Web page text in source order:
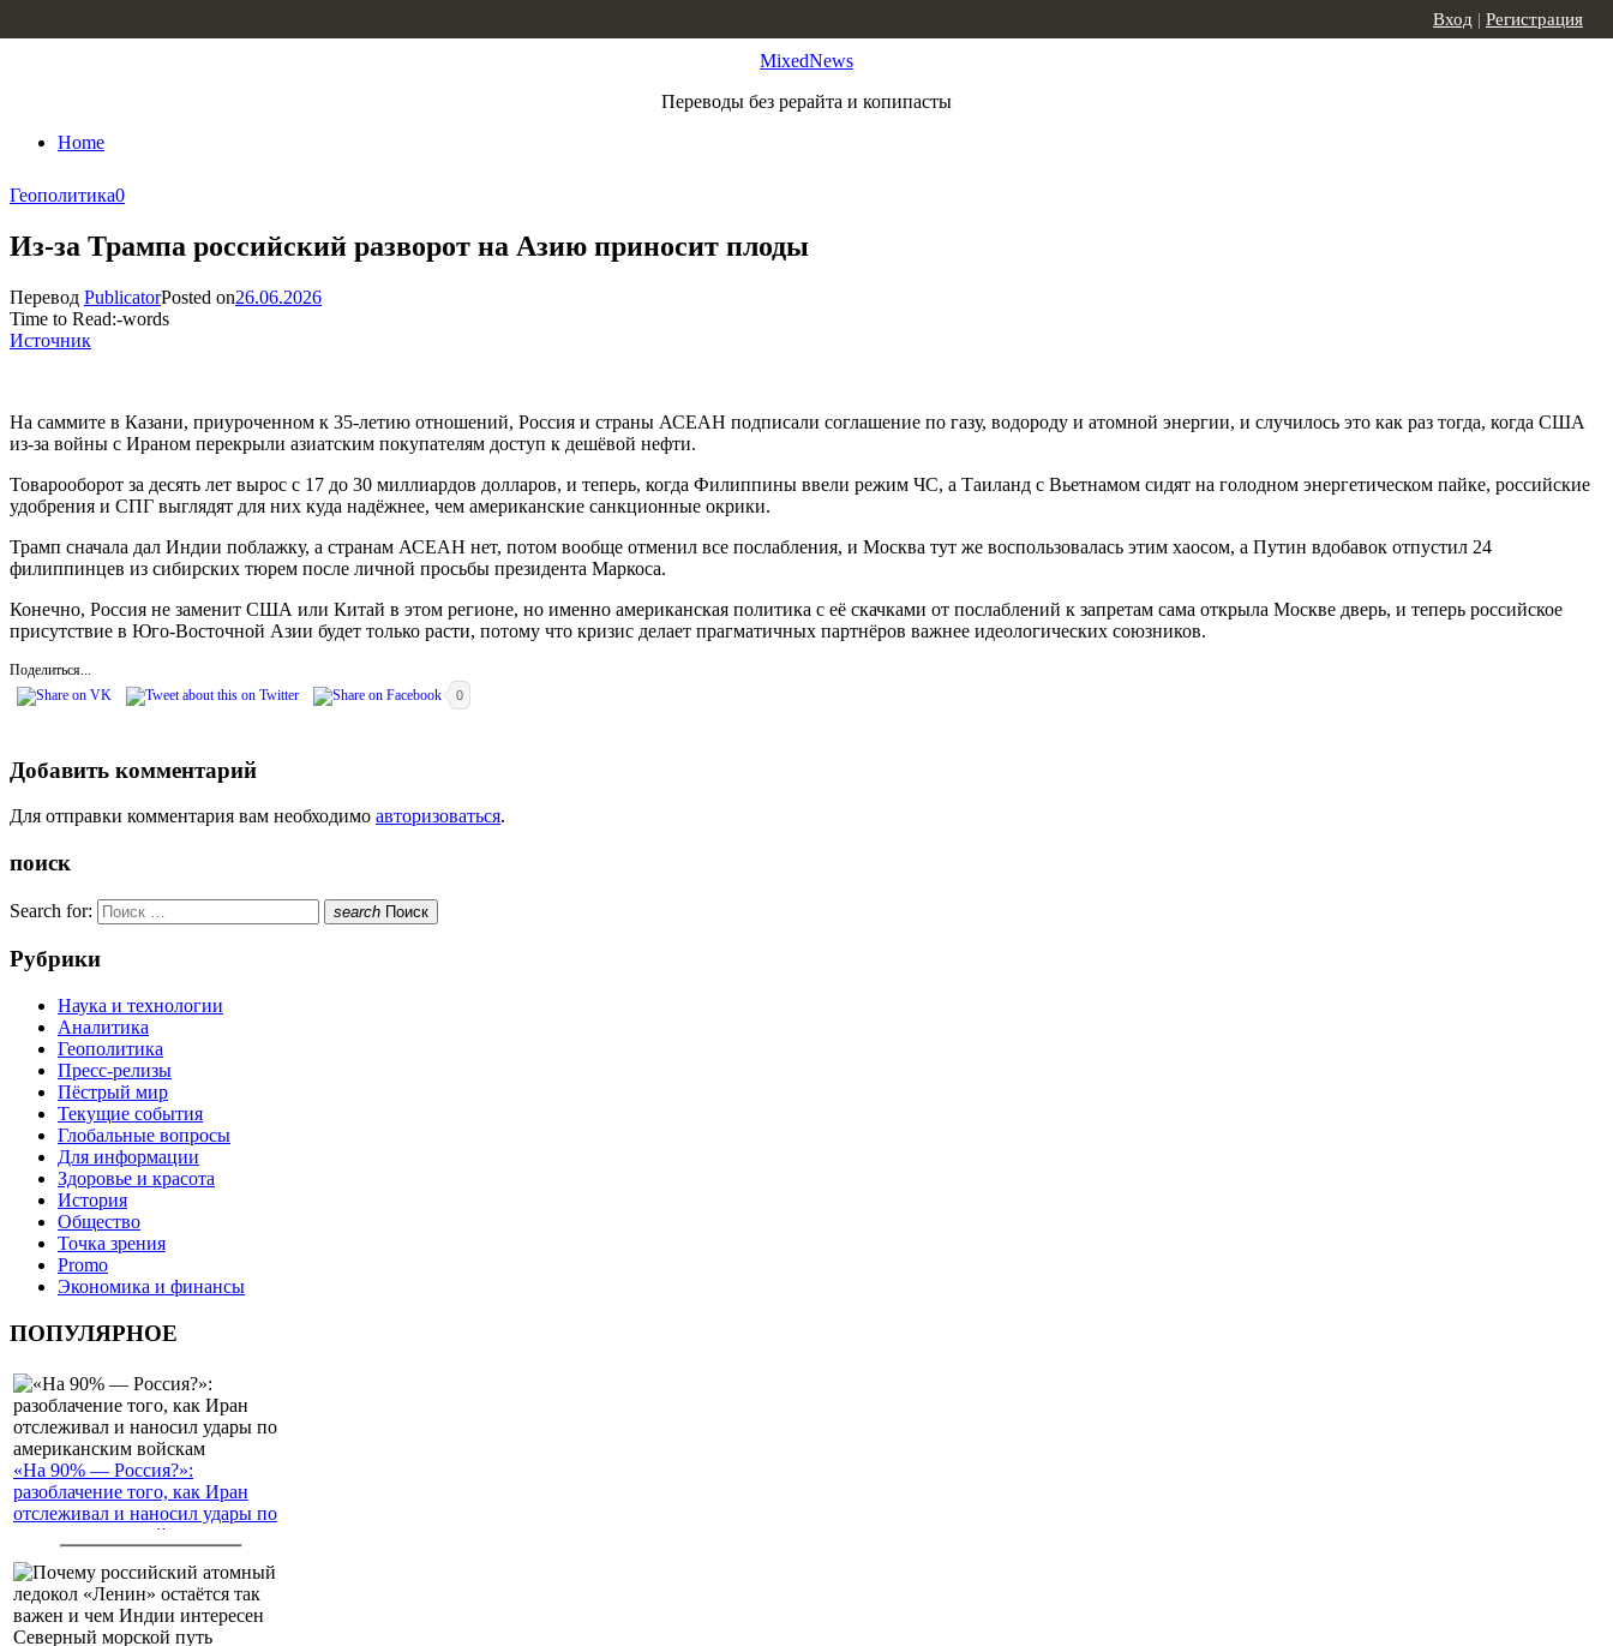
MixedNews
Переводы без рерайта и копипасты
Home
Вход | Регистрация
Геополитика0
Из-за Трампа российский разворот на Азию приносит плоды
Перевод PublicatorPosted on26.06.2026
Time to Read:-words
Источник
На саммите в Казани, приуроченном к 35-летию отношений, Россия и страны АСЕАН подписали соглашение по газу, водороду и атомной энергии, и случилось это как раз тогда, когда США
из-за войны с Ираном перекрыли азиатским покупателям доступ к дешёвой нефти.
Товарооборот за десять лет вырос с 17 до 30 миллиардов долларов, и теперь, когда Филиппины ввели режим ЧС, а Таиланд с Вьетнамом сидят на голодном энергетическом пайке, российские
удобрения и СПГ выглядят для них куда надёжнее, чем американские санкционные окрики.
Трамп сначала дал Индии поблажку, а странам АСЕАН нет, потом вообще отменил все послабления, и Москва тут же воспользовалась этим хаосом, а Путин вдобавок отпустил 24
филиппинцев из сибирских тюрем после личной просьбы президента Маркоса.
Конечно, Россия не заменит США или Китай в этом регионе, но именно американская политика с её скачками от послаблений к запретам сама открыла Москве дверь, и теперь российское
присутствие в Юго-Восточной Азии будет только расти, потому что кризис делает прагматичных партнёров важнее идеологических союзников.
Поделиться...
0
Добавить комментарий
Для отправки комментария вам необходимо авторизоваться.
поиск
Search for: search Поиск
Рубрики
Наука и технологии
Аналитика
Геополитика
Пресс-релизы
Пёстрый мир
Текущие события
Глобальные вопросы
Для информации
Здоровье и красота
История
Общество
Точка зрения
Promo
Экономика и финансы
ПОПУЛЯРНОЕ
«На 90% — Россия?»:
разоблачение того, как Иран
отслеживал и наносил удары по
американским войскам